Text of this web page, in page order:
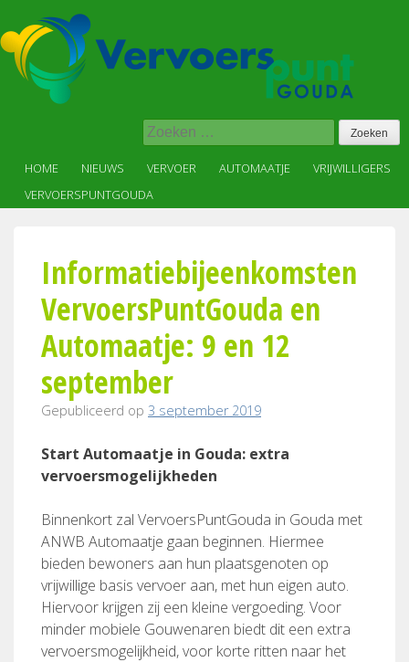
to
content
maat
voor
Zoeken
naar:
HOME NIEUWS VERVOER AUTOMAATJE
VRIJWILLIGERS
VERVOERSPUNTGOUDA
Informatiebijeenkomsten
VervoersPuntGouda en
Automaatje: 9 en 12
september
Gepubliceerd op 3 september 2019
Start Automaatje in Gouda: extra
vervoersmogelijkheden
Binnenkort zal VervoersPuntGouda in Gouda met
ANWB Automaatje gaan beginnen. Hiermee
bieden bewoners aan hun plaatsgenoten op
vrijwillige basis vervoer aan, met hun eigen auto.
Hiervoor krijgen zij een kleine vergoeding. Voor
minder mobiele Gouwenaren biedt dit een extra
vervoersmogelijkheid, voor korte ritten naar het